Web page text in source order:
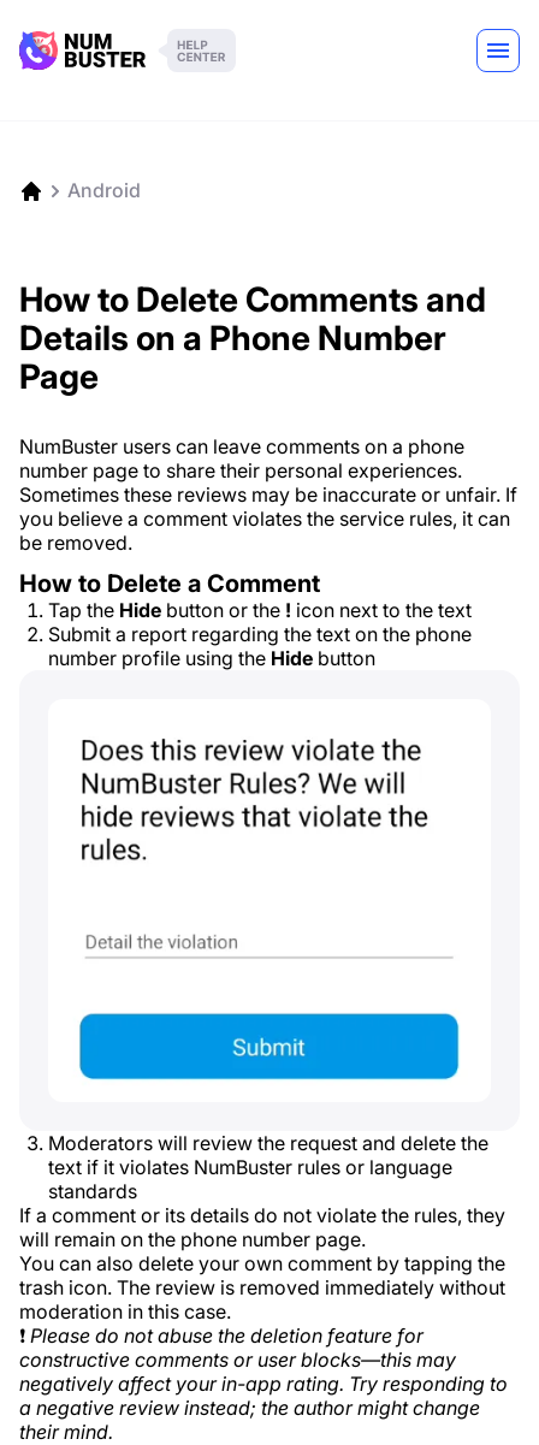
Android
How to Delete Comments and
Details on a Phone Number
Page
NumBuster users can leave comments on a phone
number page to share their personal experiences.
Sometimes these reviews may be inaccurate or unfair. If
you believe a comment violates the service rules, it can
be removed.
How to Delete a Comment
Tap the Hide button or the ! icon next to the text
Submit a report regarding the text on the phone
number profile using the Hide button
Moderators will review the request and delete the
text if it violates NumBuster rules or language
standards
If a comment or its details do not violate the rules, they
will remain on the phone number page.
You can also delete your own comment by tapping the
trash icon. The review is removed immediately without
moderation in this case.
❗ Please do not abuse the deletion feature for
constructive comments or user blocks—this may
negatively affect your in-app rating. Try responding to
a negative review instead; the author might change
their mind.